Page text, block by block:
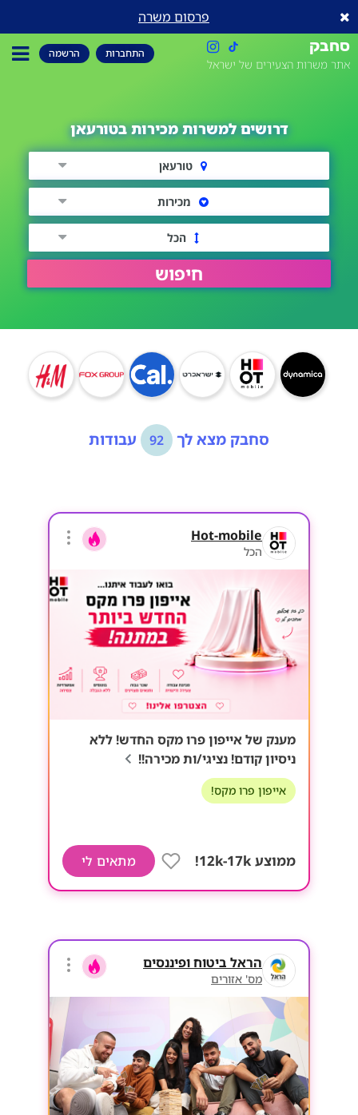
פרסום משרה
סחבק
אתר משרות הצעירים של ישראל
התחברות הרשמה
דרושים למשרות מכירות בטורעאן
טורעאן
מכירות
הכל
חיפוש
סחבק מצא לך 92 עבודות
Hot-mobile
הכל
מענק של אייפון פרו מקס החדש! ללא
ניסיון קודם! נציגי/ות מכירה!!
אייפון פרו מקס!
ממוצע 12k-17k! מתאים לי
הראל ביטוח ופיננסים
מס' אזורים